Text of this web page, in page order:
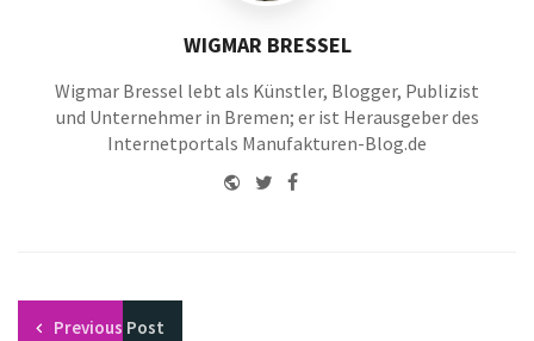
WIGMAR BRESSEL
Wigmar Bressel lebt als Künstler, Blogger, Publizist
und Unternehmer in Bremen; er ist Herausgeber des
Internetportals Manufakturen-Blog.de
WebsiteTwitterFacebook
Previous Post